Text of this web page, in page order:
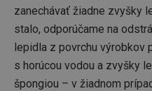
zanechávať žiadne zvyšky
stalo, odporúčame na
lepidla z povrchu výrobkov
s horúcou vodou a zvyšky
špongiou – v žiadnom